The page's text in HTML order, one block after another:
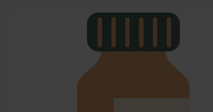
Lista: . Innehåller 1 objekt.